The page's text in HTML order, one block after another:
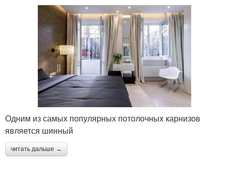
Карниз на стену
Карниз к бетонному
потолку
Карниз к потолку Профильный карниз
потолку
Одним из самых популярных потолочных карнизов
является шинный
читать дальше →